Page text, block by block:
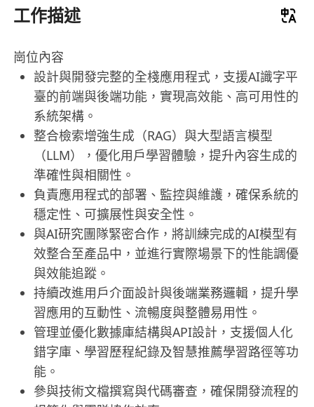
工作描述
崗位內容
設計與開發完整的全棧應用程式，支援AI識字平
臺的前端與後端功能，實現高效能、高可用性的
系統架構。
整合檢索增強生成（RAG）與大型語言模型
（LLM），優化用戶學習體驗，提升內容生成的
準確性與相關性。
負責應用程式的部署、監控與維護，確保系統的
穩定性、可擴展性與安全性。
與AI研究團隊緊密合作，將訓練完成的AI模型有
效整合至產品中，並進行實際場景下的性能調優
與效能追蹤。
持續改進用戶介面設計與後端業務邏輯，提升學
習應用的互動性、流暢度與整體易用性。
管理並優化數據庫結構與API設計，支援個人化
錯字庫、學習歷程紀錄及智慧推薦學習路徑等功
能。
參與技術文檔撰寫與代碼審查，確保開發流程的